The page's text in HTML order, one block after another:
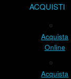
ACQUISTI
Acquista
Online
Acquista